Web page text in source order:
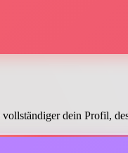
dein Profil,